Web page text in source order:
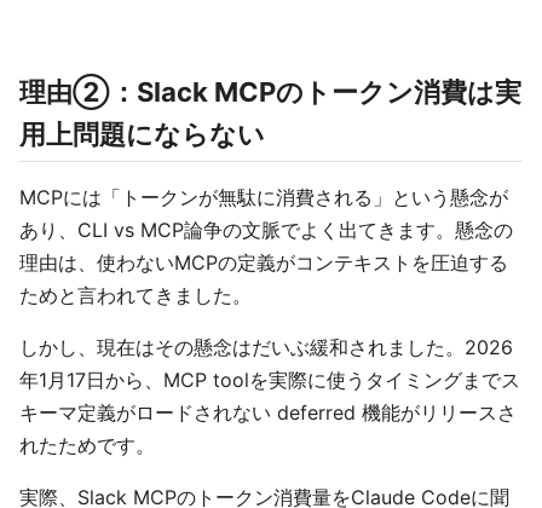
理由②：Slack MCPのトークン消費は実
用上問題にならない
MCPには「トークンが無駄に消費される」という懸念が
あり、CLI vs MCP論争の文脈でよく出てきます。懸念の
理由は、使わないMCPの定義がコンテキストを圧迫する
ためと言われてきました。
しかし、現在はその懸念はだいぶ緩和されました。2026
年1月17日から、MCP toolを実際に使うタイミングまでス
キーマ定義がロードされない deferred 機能がリリースさ
れたためです。
実際、Slack MCPのトークン消費量をClaude Codeに聞